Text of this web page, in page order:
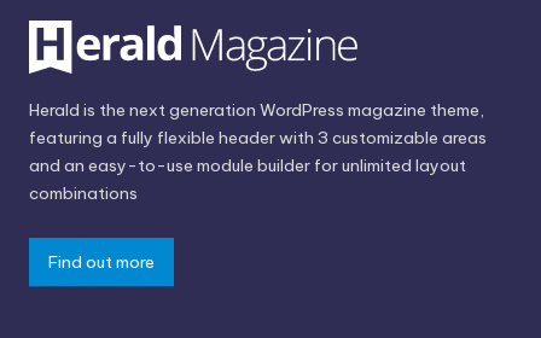
Herald is the next generation WordPress magazine theme,
featuring a fully flexible header with 3 customizable areas
and an easy-to-use module builder for unlimited layout
combinations
Find out more